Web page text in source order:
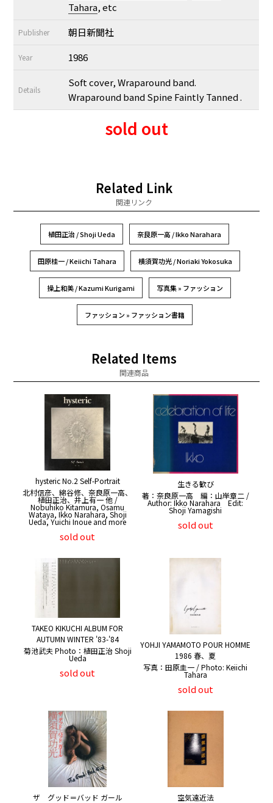
Tahara, etc
Publisher 朝日新聞社
Year 1986
Details
Soft cover, Wraparound band.
Wraparound band Spine Faintly Tanned .
sold out
Related Link
関連リンク
植田正治 / Shoji Ueda 奈良原一高 / Ikko Narahara
田原桂一 / Keiichi Tahara 横須賀功光 / Noriaki Yokosuka
操上和美 / Kazumi Kurigami 写真集 » ファッション
ファッション » ファッション書籍
Related Items
関連商品
hysteric No.2 Self-Portrait
北村信彦、綿谷修、奈良原一高、
植田正治、井上有一 他 /
Nobuhiko Kitamura, Osamu
Wataya, Ikko Narahara, Shoji
Ueda, Yuichi Inoue and more
sold out
生きる歓び
著：奈良原一高 編：山岸章二 /
Author: Ikko Narahara Edit:
Shoji Yamagishi
sold out
TAKEO KIKUCHI ALBUM FOR
AUTUMN WINTER '83-'84
菊池武夫 Photo：植田正治 Shoji
Ueda
sold out
YOHJI YAMAMOTO POUR HOMME
1986 春、夏
写真：田原圭一 / Photo: Keiichi
Tahara
sold out
ザ グッド＝バッド ガール
空気遠近法